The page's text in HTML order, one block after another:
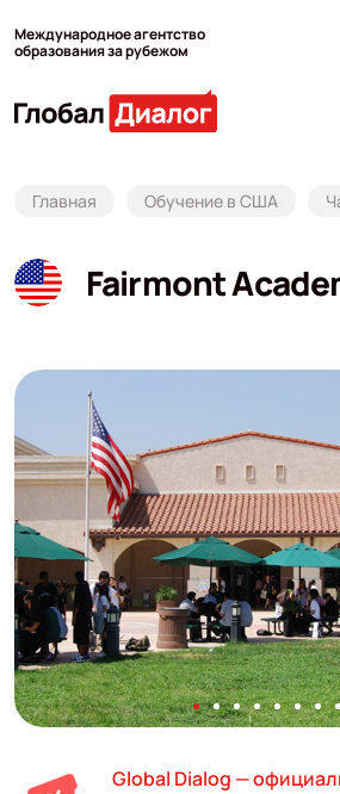
Международное агентство
образования за рубежом
Главная Обучение в США
Fairmont
Global Dialog —